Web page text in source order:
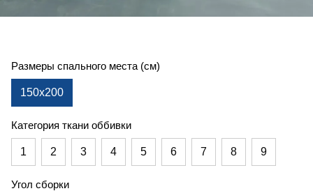
Размеры спального места (см)
150x200
Категория ткани оббивки
1 2 3 4 5 6 7 8 9
Угол сборки